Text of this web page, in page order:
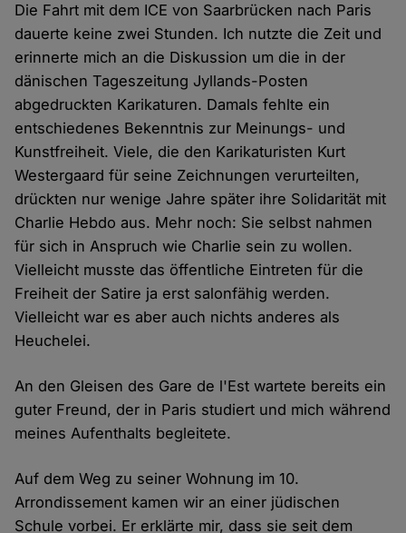
Die Fahrt mit dem ICE von Saarbrücken nach Paris
dauerte keine zwei Stunden. Ich nutzte die Zeit und
erinnerte mich an die Diskussion um die in der
dänischen Tageszeitung Jyllands-Posten
abgedruckten Karikaturen. Damals fehlte ein
entschiedenes Bekenntnis zur Meinungs- und
Kunstfreiheit. Viele, die den Karikaturisten Kurt
Westergaard für seine Zeichnungen verurteilten,
drückten nur wenige Jahre später ihre Solidarität mit
Charlie Hebdo aus. Mehr noch: Sie selbst nahmen
für sich in Anspruch wie Charlie sein zu wollen.
Vielleicht musste das öffentliche Eintreten für die
Freiheit der Satire ja erst salonfähig werden.
Vielleicht war es aber auch nichts anderes als
Heuchelei.
An den Gleisen des Gare de l'Est wartete bereits ein
guter Freund, der in Paris studiert und mich während
meines Aufenthalts begleitete.
Auf dem Weg zu seiner Wohnung im 10.
Arrondissement kamen wir an einer jüdischen
Schule vorbei. Er erklärte mir, dass sie seit dem